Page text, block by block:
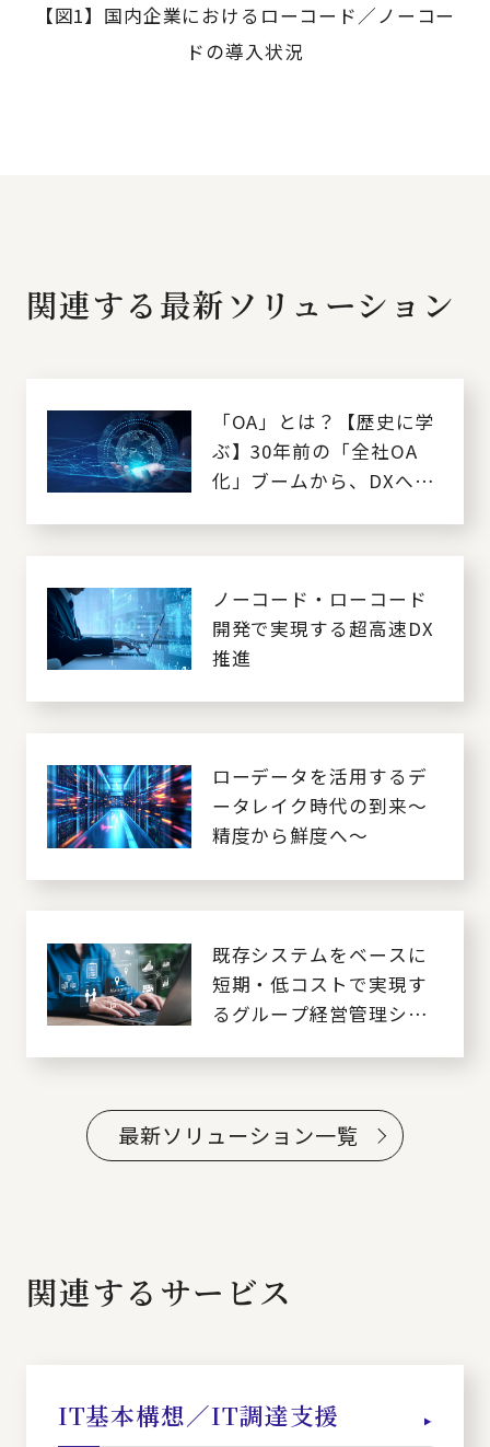
【図1】国内企業におけるローコード／ノーコー
ドの導入状況
関連する最新ソリューション
「OA」とは？【歴史に学
ぶ】30年前の「全社OA
化」ブームから、DXへの
ノーコード・ローコード
開発で実現する超高速DX
推進
ローデータを活用するデ
ータレイク時代の到来～
精度から鮮度へ～
既存システムをベースに
短期・低コストで実現す
るグループ経営管理シス
最新ソリューション一覧
関連するサービス
IT基本構想／IT調達支援